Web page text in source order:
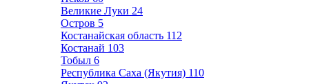
Великие Луки 24
Остров 5
Костанайская область 112
Костанай 103
Тобыл 6
Республика Саха (Якутия) 110